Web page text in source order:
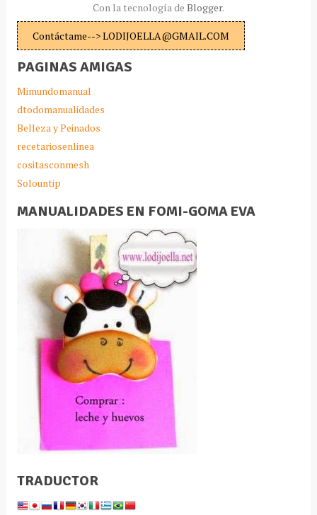
Con la tecnología de Blogger.
Contáctame--> LODIJOELLA@GMAIL.COM
PAGINAS AMIGAS
Mimundomanual
dtodomanualidades
Belleza y Peinados
recetariosenlinea
cositasconmesh
Solountip
MANUALIDADES EN FOMI-GOMA EVA
TRADUCTOR